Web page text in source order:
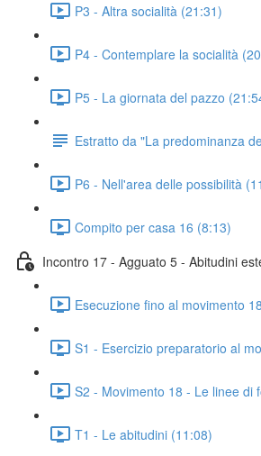
P3 - Altra socialità (21:31)
P4 - Contemplare la socialità
P5 - La giornata del pazzo
Estratto da "La predominanza
P6 - Nell'area delle possibilità
Compito per casa 16 (8:13)
Incontro 17 - Agguato 5 - Abitudini
Esecuzione fino al movimento
S1 - Esercizio preparatorio al
S2 - Movimento 18 - Le linee di
T1 - Le abitudini (11:08)